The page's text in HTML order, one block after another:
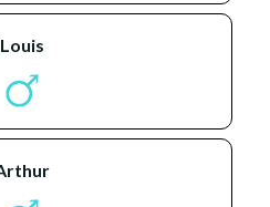
louis
arthur